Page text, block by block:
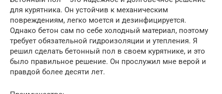
для курятника. Он устойчив к механическим
повреждениям, легко моется и дезинфицируется.
Однако бетон сам по себе холодный материал, поэтому
требует обязательной гидроизоляции и утепления. Я
решил сделать бетонный пол в своем курятнике, и это
было правильное решение. Он прослужил мне верой и
правдой более десяти лет.